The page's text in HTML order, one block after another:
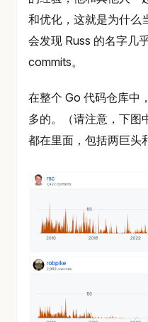
和优化，这就是为什么
会发现 Russ 的名字几
commits。
在整个 Go 代码仓库中
多的。（请注意，下图
都在里面，包括两巨头